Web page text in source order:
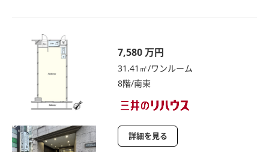
7,580 万円
31.41㎡/ワンルーム
8階/南東
詳細を見る